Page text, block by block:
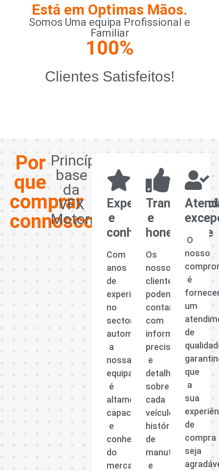
Está em Optimas Mãos.
Somos Uma equipa Profissional e
Familiar
Clientes Satisfeitos!
100%
Por
que
comprar
connosco?
Princípios
base
da
VFX
Motors
Experiência
e
conhecimento
Com
anos
de
experiência
no
sector
automóvel,
a
nossa
equipa
é
altamente
capacitada
e
conhecedora
do
mercado
e
honestidade
Os
nossos
clientes
podem
contar
com
informações
precisas
e
detalhadas
sobre
cada
veículo,
histórico
de
manutenção
e
O
nosso
é
um
de
que
a
sua
de
compra
seja